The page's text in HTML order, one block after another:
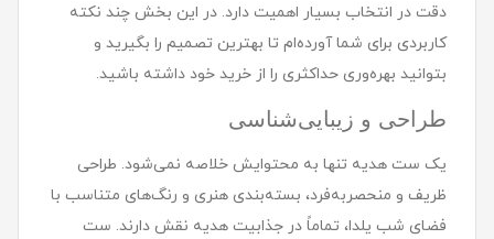
دقت در انتخاب بسیار اهمیت دارد. در این بخش چند نکته
کاربردی برای شما آورده‌ام تا بهترین تصمیم را بگیرید و
بتوانید بهره‌وری حداکثری را از خرید خود داشته باشید.
طراحی و زیبایی‌شناسی
یک ست هدیه تنها به محتوایش خلاصه نمی‌شود. طراحی
ظریف و منحصربه‌فرد، بسته‌بندی هنری و رنگ‌های متناسب با
فضای شب یلدا، تماماً در جذابیت هدیه نقش دارند. ست